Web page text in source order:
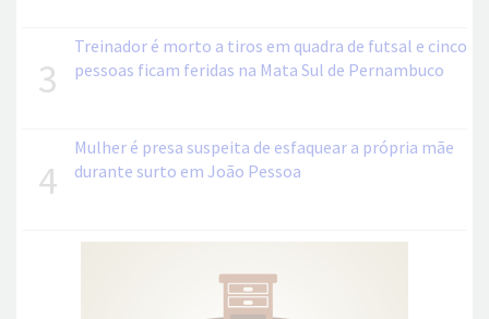
3
Treinador é morto a tiros em quadra de futsal e cinco
pessoas ficam feridas na Mata Sul de Pernambuco
4
Mulher é presa suspeita de esfaquear a própria mãe
durante surto em João Pessoa